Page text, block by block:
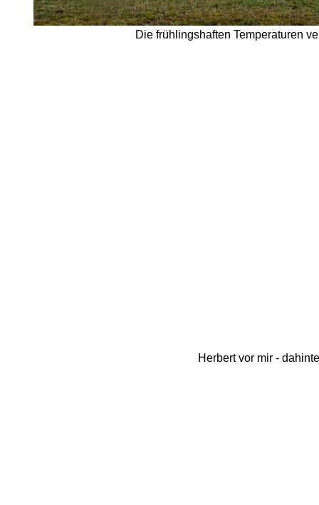
Die frühlingshaften Temperaturen
Herbert vor mir -